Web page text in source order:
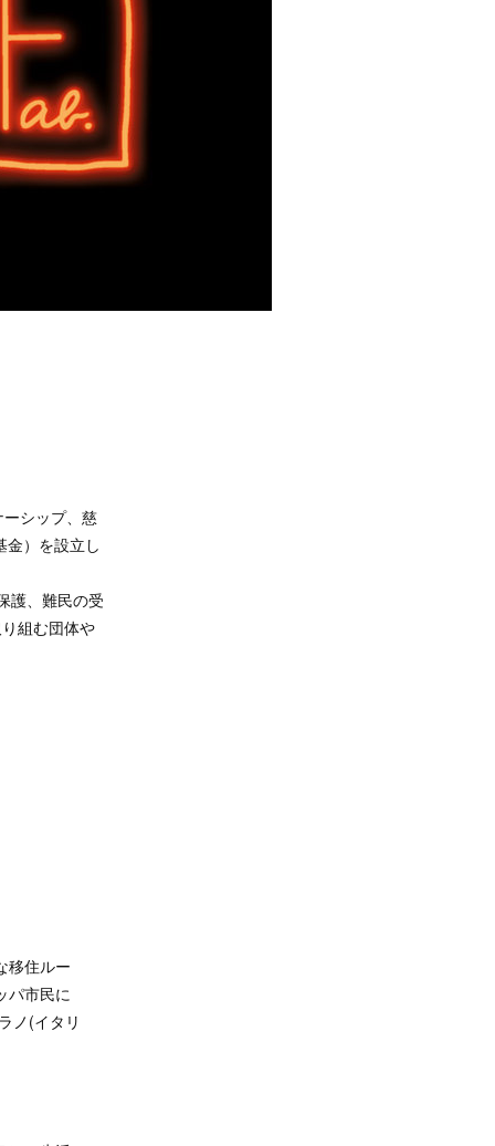
シップ、慈
）を設立し
護、難民の受
組む団体や
移住ルー
パ市民に
ノ(イタリ